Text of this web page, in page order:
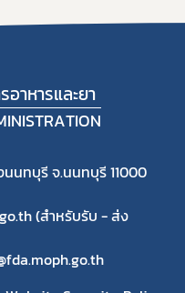
าหารและยา
นทบุรี จ.นนทบุรี 11000
(สำหรับรับ - ส่ง